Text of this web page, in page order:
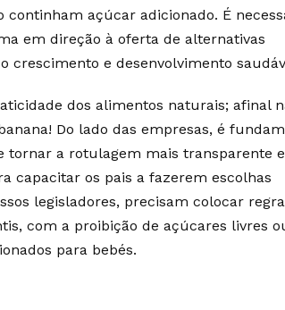
açúcar adicionado. É
em direção à oferta de alternativas
crescimento e desenvolvimento
dos alimentos naturais; afinal
Do lado das empresas, é
a rotulagem mais transparente
capacitar os pais a fazerem escolhas
legisladores, precisam colocar
com a proibição de açúcares livres
para bebés.